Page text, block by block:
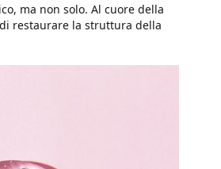
ma non solo. Al cuore della
restaurare la struttura della